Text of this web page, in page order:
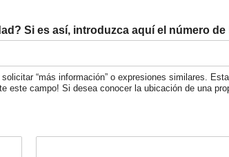
Si es así, introduzca aquí el número
“más información” o expresiones similares.
este campo! Si desea conocer la ubicación de una